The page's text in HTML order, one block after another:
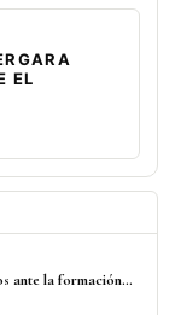
EL
ante la formación…